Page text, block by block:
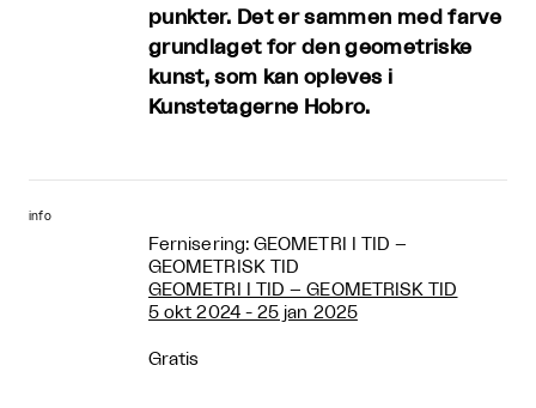
punkter. Det er sammen med farve
grundlaget for den geometriske
kunst, som kan opleves i
Kunstetagerne Hobro.
info
Fernisering: GEOMETRI I TID –
GEOMETRISK TID
GEOMETRI I TID – GEOMETRISK TID
5 okt 2024 - 25 jan 2025
Gratis